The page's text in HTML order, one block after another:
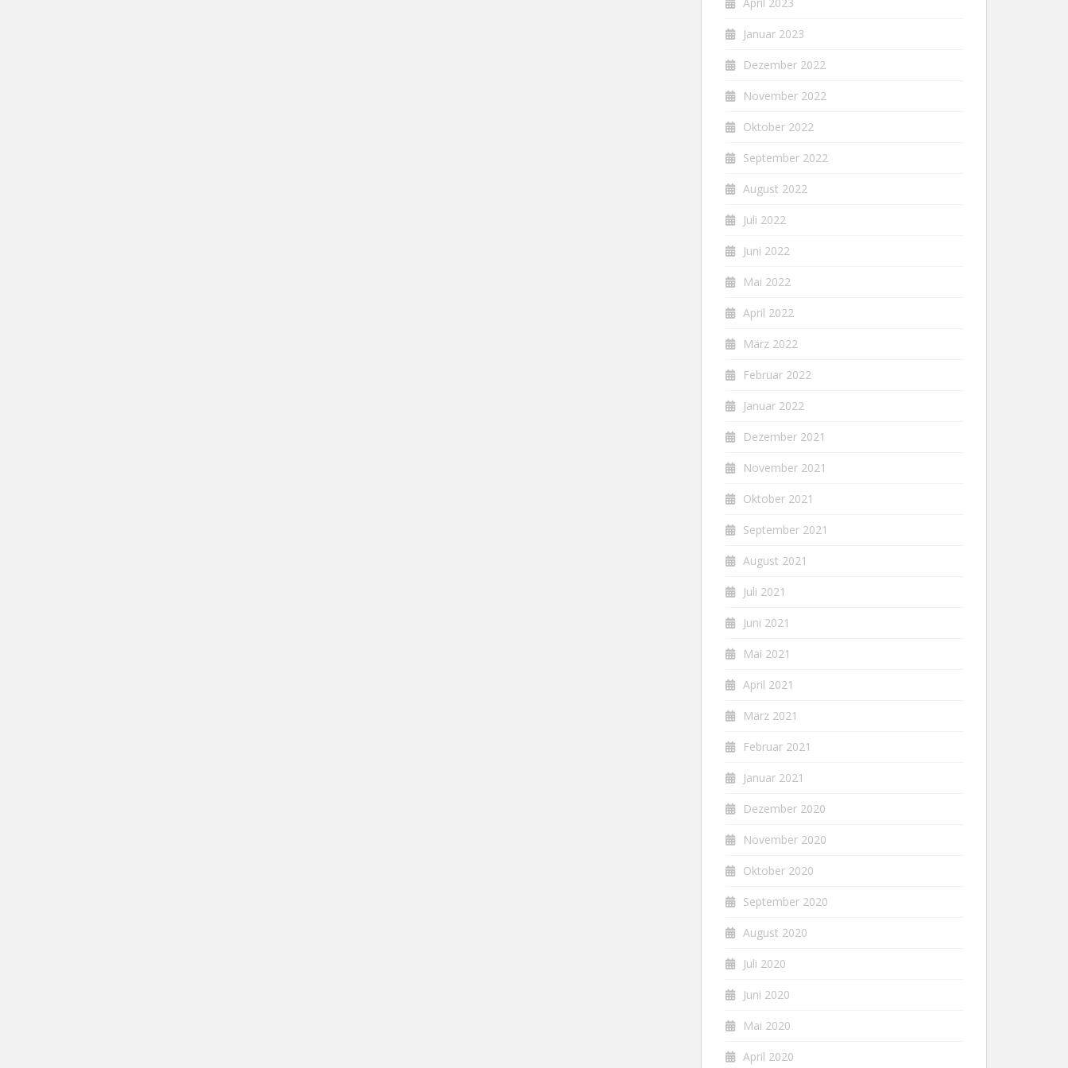
Januar 2023
Dezember 2022
November 2022
Oktober 2022
September 2022
August 2022
Juli 2022
Juni 2022
Mai 2022
April 2022
März 2022
Februar 2022
Januar 2022
Dezember 2021
November 2021
Oktober 2021
September 2021
August 2021
Juli 2021
Juni 2021
Mai 2021
April 2021
März 2021
Februar 2021
Januar 2021
Dezember 2020
November 2020
Oktober 2020
September 2020
August 2020
Juli 2020
Juni 2020
Mai 2020
April 2020